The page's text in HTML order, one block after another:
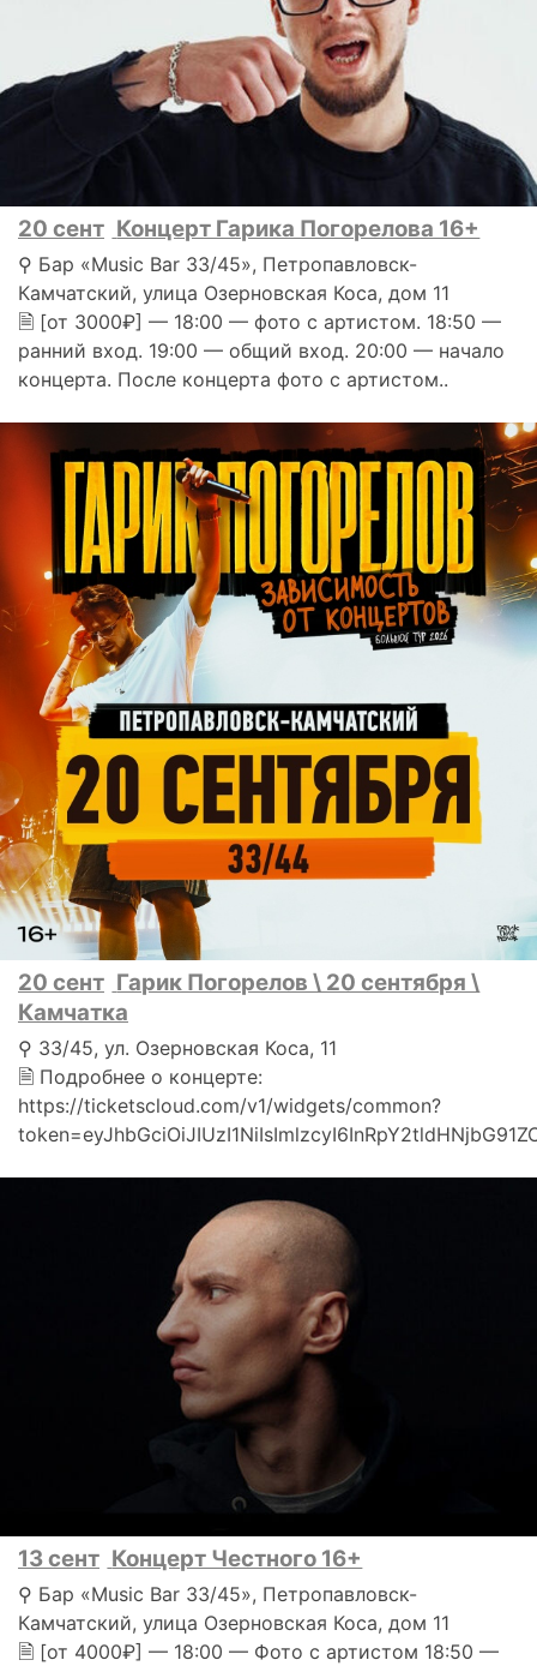
20 сент Концерт Гарика Погорелова 16+
⚲ Бар «Music Bar 33/45», Петропавловск-
Камчатский, улица Озерновская Коса, дом 11
🗎 [от 3000₽] — 18:00 — фото с артистом. 18:50 —
ранний вход. 19:00 — общий вход. 20:00 — начало
концерта. После концерта фото с артистом..
20 сент Гарик Погорелов \ 20 сентября \
Камчатка
⚲ 33/45, ул. Озерновская Коса, 11
🗎 Подробнее о концерте:
https://ticketscloud.com/v1/widgets/common?
13 сент Концерт Честного 16+
⚲ Бар «Music Bar 33/45», Петропавловск-
Камчатский, улица Озерновская Коса, дом 11
🗎 [от 4000₽] — 18:00 — Фото с артистом 18:50 —